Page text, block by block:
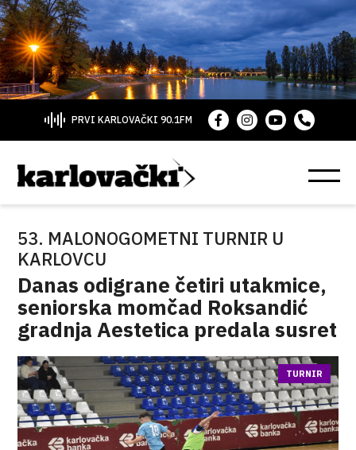
PRVI KARLOVAČKI 90.1FM
53. MALONOGOMETNI TURNIR U
KARLOVCU
Danas odigrane četiri utakmice,
seniorska momčad Roksandić
gradnja Aestetica predala susret
TURNIR